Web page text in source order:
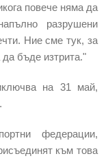
повече няма да
разрушени
Ние сме тук, за
бъде изтрита."
на 31 май,
федерации,
към това